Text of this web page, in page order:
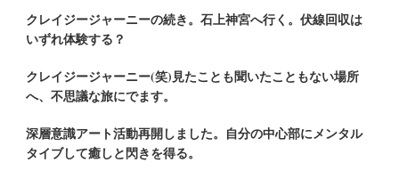
で
す
?
クレイジージャーニーの続き。石上神宮へ行く。伏線回収は
いずれ体験する？
クレイジージャーニー(笑)見たことも聞いたこともない場所
へ、不思議な旅にでます。
深層意識アート活動再開しました。自分の中心部にメンタル
タイブして癒しと閃きを得る。